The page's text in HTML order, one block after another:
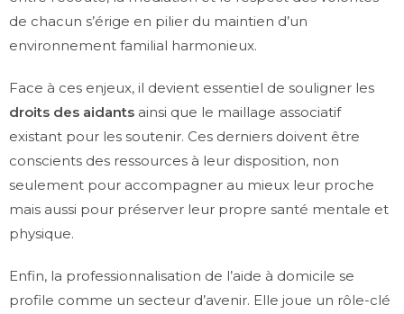
de chacun s’érige en pilier du maintien d’un
environnement familial harmonieux.
Face à ces enjeux, il devient essentiel de souligner les
droits des aidants ainsi que le maillage associatif
existant pour les soutenir. Ces derniers doivent être
conscients des ressources à leur disposition, non
seulement pour accompagner au mieux leur proche
mais aussi pour préserver leur propre santé mentale et
physique.
Enfin, la professionnalisation de l’aide à domicile se
profile comme un secteur d’avenir. Elle joue un rôle-clé